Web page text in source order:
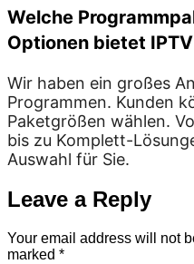
Welche
Optionen bietet
Wir haben ein großes
Programmen. Kunden
Paketgrößen wählen.
bis zu Komplett-
Auswahl für Sie.
Leave a Reply
Your email address will not
marked *